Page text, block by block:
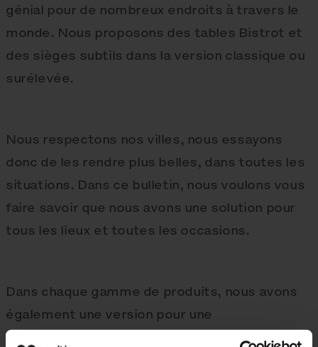
génial pour de nombreux endroits à travers le
monde. Nous proposons des tables Bistrot et
des sièges subtils dans la version classique ou
surélevée.
Nous respectons nos villes, nous essayons
donc de les rendre plus belles, dans toutes les
situations. Dans ce bulletin, nous voulons vous
faire savoir que nous avons une solution pour
tous les lieux et toutes les occasions.
Dans chaque gamme de produits, nous avons
également une version pour une
personne: Vera, Sinus, Limpido, Stack, Blocq,